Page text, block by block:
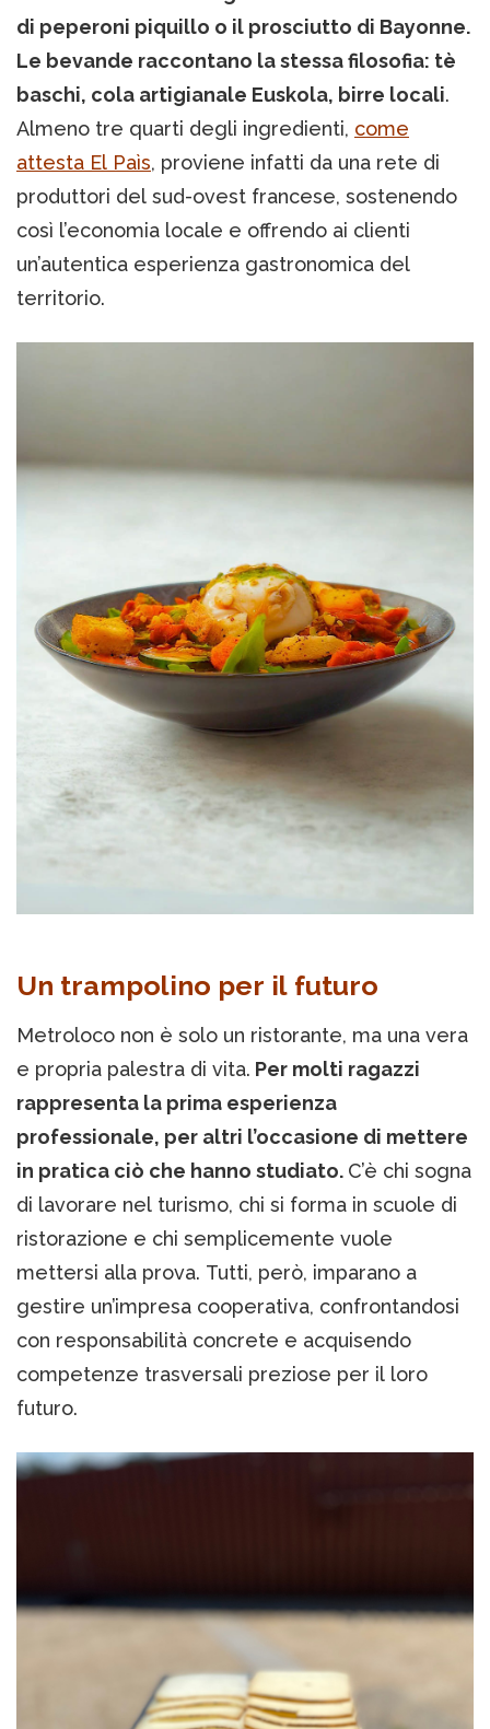
di peperoni piquillo o il prosciutto di Bayonne.
Le bevande raccontano la stessa filosofia: tè
baschi, cola artigianale Euskola, birre locali.
Almeno tre quarti degli ingredienti, come
attesta El Paìs, proviene infatti da una rete di
produttori del sud-ovest francese, sostenendo
così l’economia locale e offrendo ai clienti
un’autentica esperienza gastronomica del
territorio.
Un trampolino per il futuro
Metroloco non è solo un ristorante, ma una vera
e propria palestra di vita. Per molti ragazzi
rappresenta la prima esperienza
professionale, per altri l’occasione di mettere
in pratica ciò che hanno studiato. C’è chi sogna
di lavorare nel turismo, chi si forma in scuole di
ristorazione e chi semplicemente vuole
mettersi alla prova. Tutti, però, imparano a
gestire un’impresa cooperativa, confrontandosi
con responsabilità concrete e acquisendo
competenze trasversali preziose per il loro
futuro.